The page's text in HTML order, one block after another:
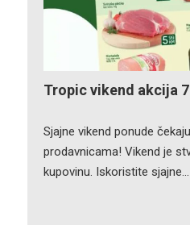
Tropic vikend akcija
Sjajne vikend ponude
prodavnicama! Vikend je
kupovinu. Iskoristite sjajne…